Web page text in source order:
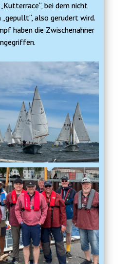
bei dem nicht
also gerudert wird.
haben die Zwischenahner